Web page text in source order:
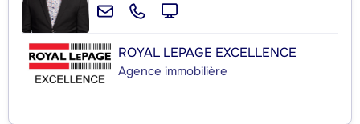
ROYAL LEPAGE EXCELLENCE
Agence immobilière